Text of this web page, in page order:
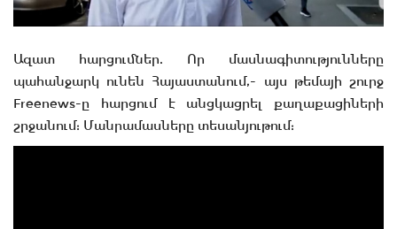
Ազատ հարցումներ. Որ մասնագիտությունները
պահանջարկ ունեն Հայաստանում,- այս թեմայի շուրջ
Freenews-ը հարցում է անցկացրել քաղաքացիների
շրջանում: Մանրամասները տեսանյութում: